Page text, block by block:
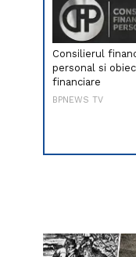
Consilierul
personal si
financiare
BPNEWS TV